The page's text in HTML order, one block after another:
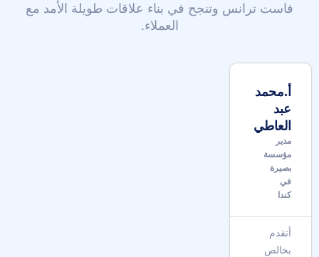
فاست ترانس وتنجح في بناء علاقات طويلة الأمد مع
العملاء.
أ.محمد
عبد
العاطي
مدير
مؤسسة
بصيرة
في
كندا
أتقدم
بخالص